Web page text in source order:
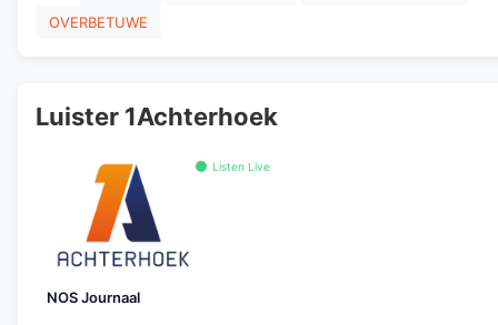
OVERBETUWE
Luister 1Achterhoek
Listen Live
NOS Journaal